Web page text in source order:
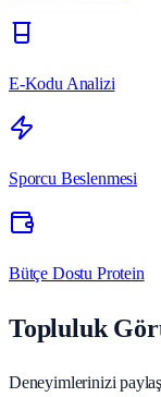
E-Kodu Analizi
Sporcu Beslenmesi
Bütçe Dostu Protein
Topluluk
Deneyimlerinizi